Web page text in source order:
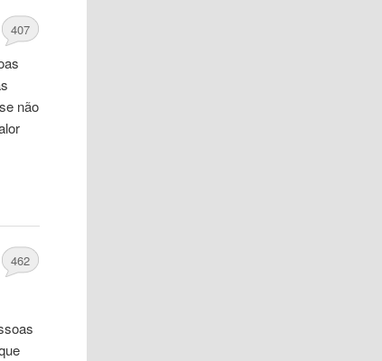
407
não
462